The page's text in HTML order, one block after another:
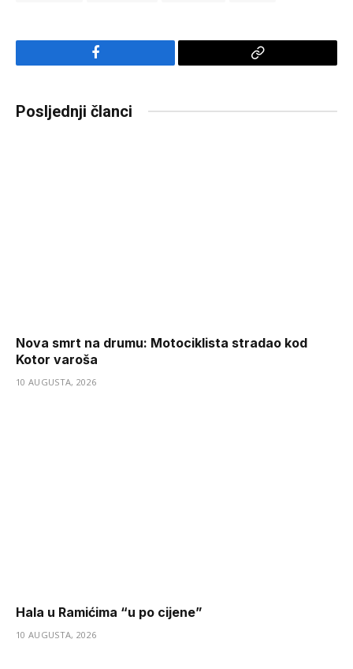
Facebook
Copy
Posljednji članci
Nova smrt na drumu: Motociklista stradao kod
Kotor varoša
10 AUGUSTA, 2026
Hala u Ramićima “u po cijene”
10 AUGUSTA, 2026